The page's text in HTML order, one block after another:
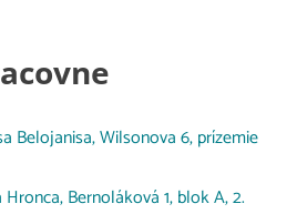
Belojanisa, Wilsonova 6, prízemie
Bernoláková 1, blok A, 2.